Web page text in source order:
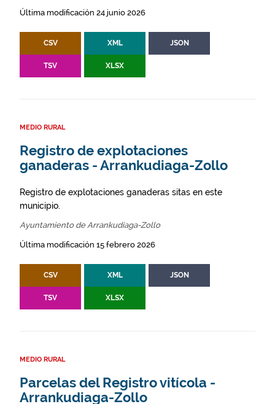
Última modificación 24 junio 2026
CSV XML JSON
TSV XLSX
MEDIO RURAL
Registro de explotaciones
ganaderas - Arrankudiaga-Zollo
Registro de explotaciones ganaderas sitas en este
municipio.
Ayuntamiento de Arrankudiaga-Zollo
Última modificación 15 febrero 2026
CSV XML JSON
TSV XLSX
MEDIO RURAL
Parcelas del Registro vitícola -
Arrankudiaga-Zollo